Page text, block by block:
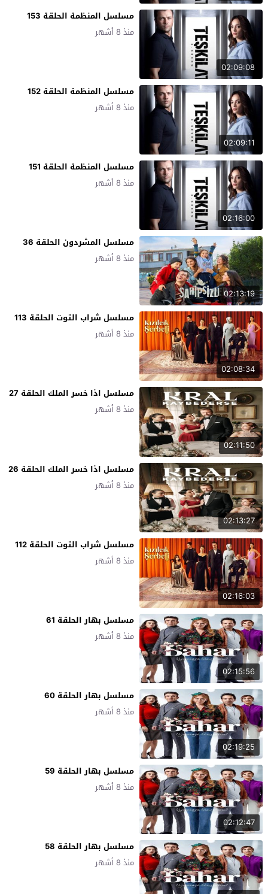
02:09:08
مسلسل المنظمة الحلقة 153
منذ 8 أشهر
02:09:11
مسلسل المنظمة الحلقة 152
منذ 8 أشهر
02:16:00
مسلسل المنظمة الحلقة 151
منذ 8 أشهر
02:13:19
مسلسل المشردون الحلقة 36
منذ 8 أشهر
02:08:34
مسلسل شراب التوت الحلقة 113
منذ 8 أشهر
02:11:50
مسلسل اذا خسر الملك الحلقة 27
منذ 8 أشهر
02:13:27
مسلسل اذا خسر الملك الحلقة 26
منذ 8 أشهر
02:16:03
مسلسل شراب التوت الحلقة 112
منذ 8 أشهر
02:15:56
مسلسل بهار الحلقة 61
منذ 8 أشهر
02:19:25
مسلسل بهار الحلقة 60
منذ 8 أشهر
02:12:47
مسلسل بهار الحلقة 59
منذ 8 أشهر
مسلسل بهار الحلقة 58
منذ 8 أشهر